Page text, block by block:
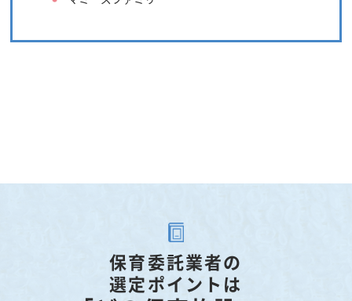
保育委託業者の
選定ポイントは